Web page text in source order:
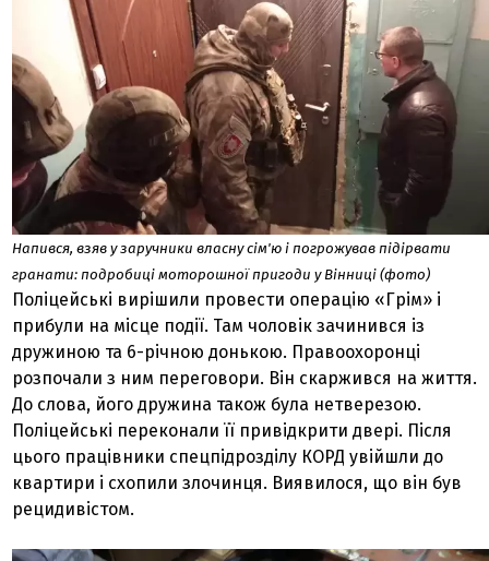
Напився, взяв у заручники власну сім'ю і погрожував підірвати
гранати: подробиці моторошної пригоди у Вінниці (фото)
Поліцейські вирішили провести операцію «Грім» і
прибули на місце події. Там чоловік зачинився із
дружиною та 6-річною донькою. Правоохоронці
розпочали з ним переговори. Він скаржився на життя.
До слова, його дружина також була нетверезою.
Поліцейські переконали її привідкрити двері. Після
цього працівники спецпідрозділу КОРД увійшли до
квартири і схопили злочинця. Виявилося, що він був
рецидивістом.